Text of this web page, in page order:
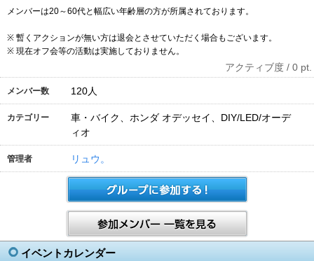
メンバーは20～60代と幅広い年齢層の方が所属されております。
※ 暫くアクションが無い方は退会とさせていただく場合もございます。
※ 現在オフ会等の活動は実施しておりません。
アクティブ度 / 0 pt.
メンバー数 120人
カテゴリー
車・バイク、ホンダ オデッセイ、DIY/LED/オーデ
ィオ
管理者 リュウ。
イベントカレンダー